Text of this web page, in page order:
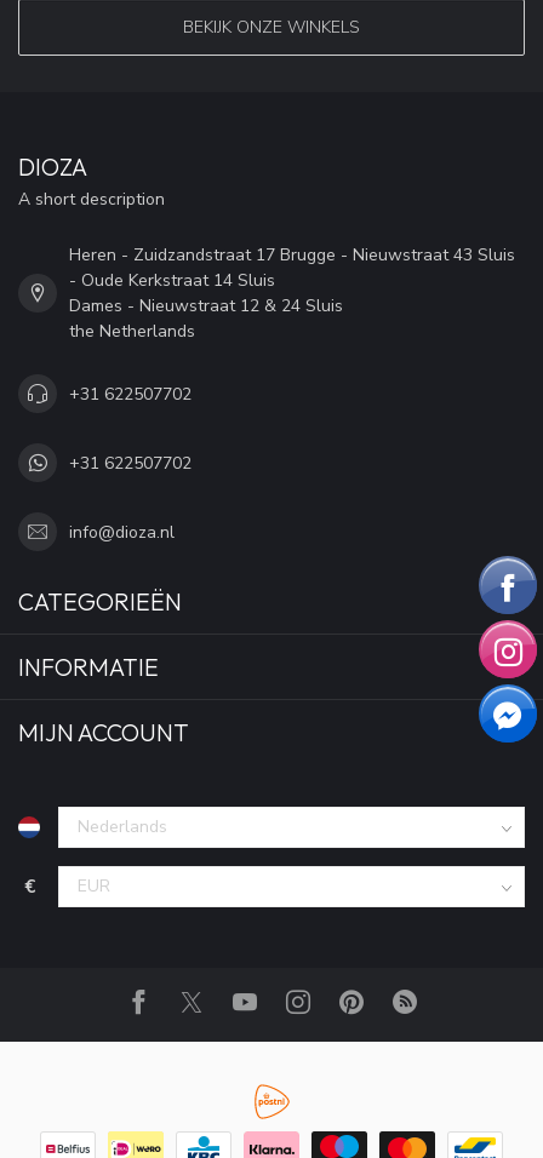
BEKIJK ONZE WINKELS
DIOZA
A short description
Heren - Zuidzandstraat 17 Brugge - Nieuwstraat 43 Sluis
- Oude Kerkstraat 14 Sluis
Dames - Nieuwstraat 12 & 24 Sluis
the Netherlands
+31 622507702
+31 622507702
info@dioza.nl
CATEGORIEËN
INFORMATIE
MIJN ACCOUNT
€